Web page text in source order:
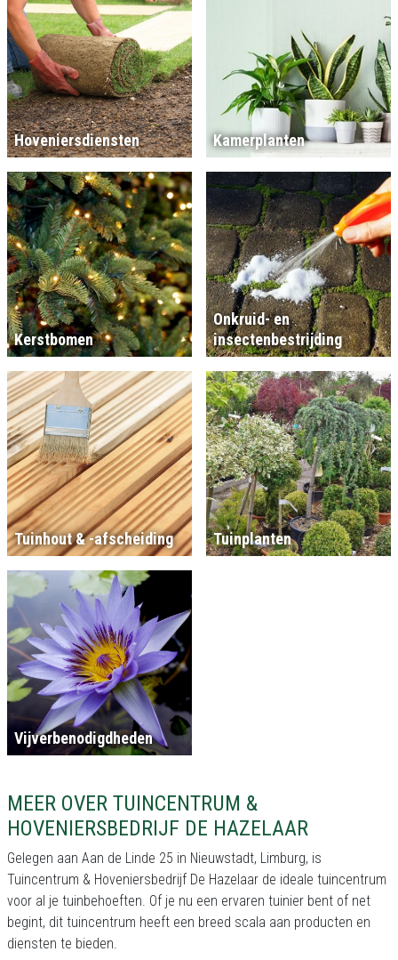
Hoveniersdiensten Kamerplanten
Kerstbomen
Onkruid- en
insectenbestrijding
Tuinhout & -afscheiding Tuinplanten
Vijverbenodigdheden
MEER OVER TUINCENTRUM &
HOVENIERSBEDRIJF DE HAZELAAR
Gelegen aan Aan de Linde 25 in Nieuwstadt, Limburg, is
Tuincentrum & Hoveniersbedrijf De Hazelaar de ideale tuincentrum
voor al je tuinbehoeften. Of je nu een ervaren tuinier bent of net
begint, dit tuincentrum heeft een breed scala aan producten en
diensten te bieden.